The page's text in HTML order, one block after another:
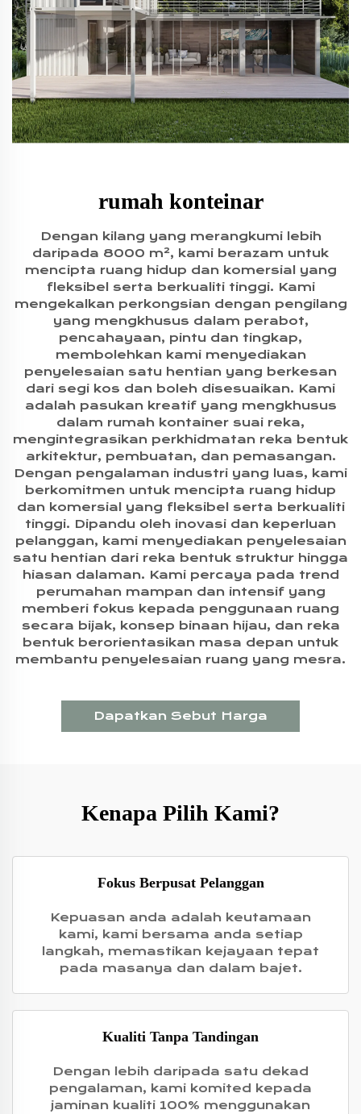
rumah konteinar
Dengan kilang yang merangkumi lebih
daripada 8000 m², kami berazam untuk
mencipta ruang hidup dan komersial yang
fleksibel serta berkualiti tinggi. Kami
mengekalkan perkongsian dengan pengilang
yang mengkhusus dalam perabot,
pencahayaan, pintu dan tingkap,
membolehkan kami menyediakan
penyelesaian satu hentian yang berkesan
dari segi kos dan boleh disesuaikan. Kami
adalah pasukan kreatif yang mengkhusus
dalam rumah kontainer suai reka,
mengintegrasikan perkhidmatan reka bentuk
arkitektur, pembuatan, dan pemasangan.
Dengan pengalaman industri yang luas, kami
berkomitmen untuk mencipta ruang hidup
dan komersial yang fleksibel serta berkualiti
tinggi. Dipandu oleh inovasi dan keperluan
pelanggan, kami menyediakan penyelesaian
satu hentian dari reka bentuk struktur hingga
hiasan dalaman. Kami percaya pada trend
perumahan mampan dan intensif yang
memberi fokus kepada penggunaan ruang
secara bijak, konsep binaan hijau, dan reka
bentuk berorientasikan masa depan untuk
membantu penyelesaian ruang yang mesra.
Dapatkan Sebut Harga
Kenapa Pilih Kami?
Fokus Berpusat Pelanggan
Kepuasan anda adalah keutamaan
kami, kami bersama anda setiap
langkah, memastikan kejayaan tepat
pada masanya dan dalam bajet.
Kualiti Tanpa Tandingan
Dengan lebih daripada satu dekad
pengalaman, kami komited kepada
jaminan kualiti 100% menggunakan